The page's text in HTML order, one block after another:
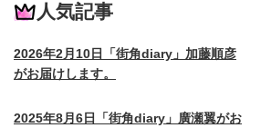
人気記事
2026年2月10日「街角diary」加藤順彦
がお届けします。
2025年8月6日「街角diary」廣瀬翼がお